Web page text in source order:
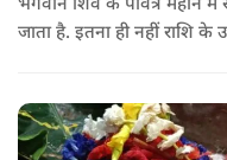
भगवान शिव के पवित्र महीने में
जाता है. इतना ही नहीं